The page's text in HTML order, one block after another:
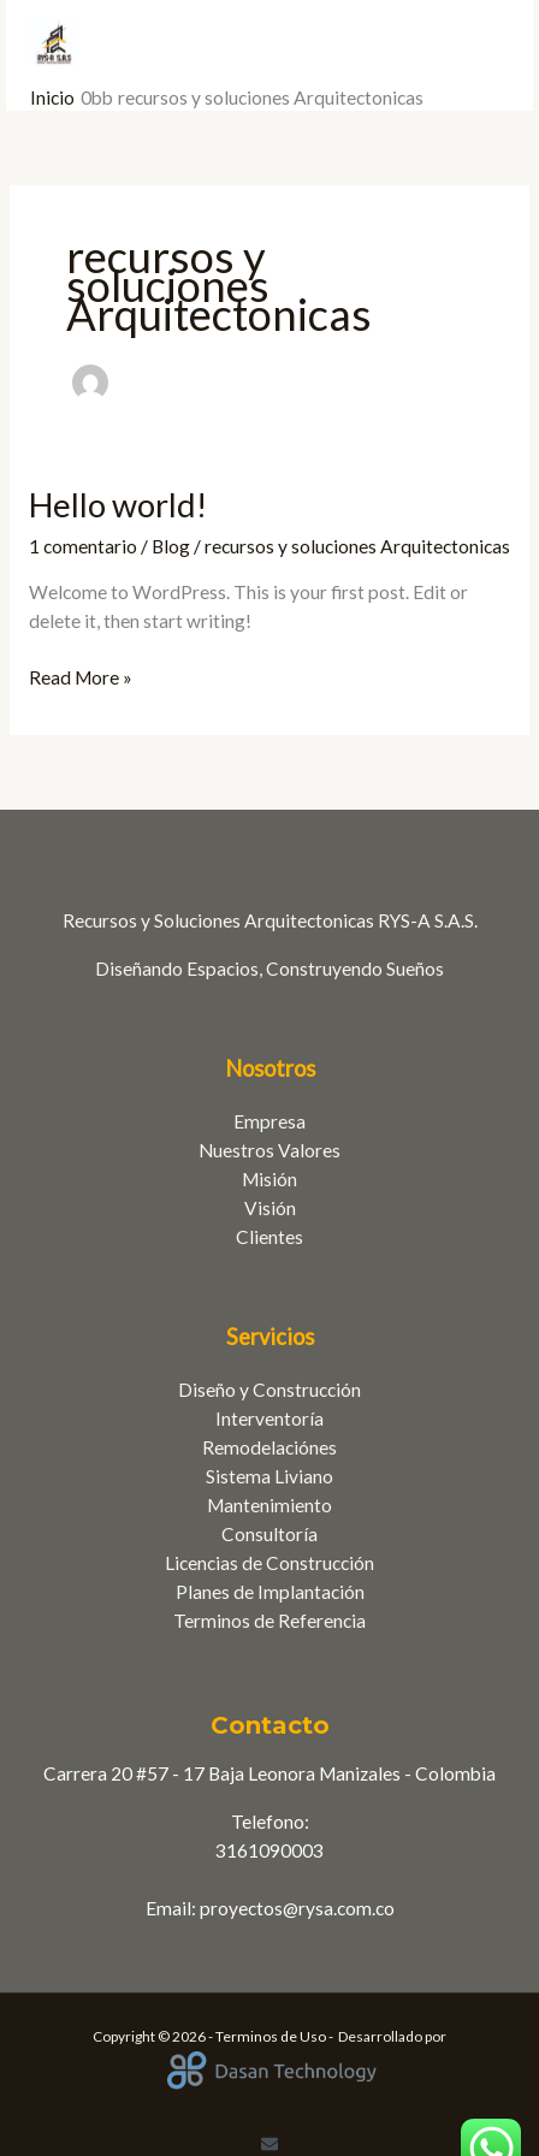
contenido
Inicio
recursos y soluciones Arquitectonicas
recursos y
soluciones
Arquitectonicas
Hello world!
1 comentario / Blog/recursos y soluciones Arquitectonicas
Welcome to WordPress. This is your first post. Edit or
delete it, then start writing!
Hello
Read More »
Recursos y Soluciones Arquitectonicas RYS-A S.A.S.
Diseñando Espacios, Construyendo Sueños
Nosotros
Empresa
Nuestros Valores
Misión
Visión
Clientes
Servicios
Diseño y Construcción
Interventoría
Remodelaciónes
Sistema Liviano
Mantenimiento
Consultoría
Licencias de Construcción
Planes de Implantación
Terminos de Referencia
Contacto
Carrera 20 #57 - 17 Baja Leonora Manizales - Colombia
Telefono:
3161090003
Email: proyectos@rysa.com.co
Copyright © 2026 -Terminos de Uso - Desarrollado por